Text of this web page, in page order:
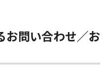
お問い合わせ／お